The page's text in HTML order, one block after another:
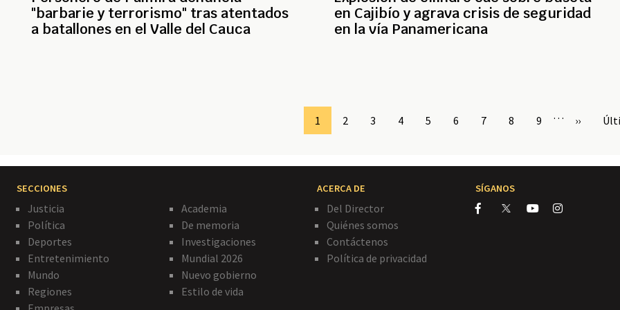
"barbarie y terrorismo" tras atentados
a batallones en el Valle del Cauca
en Cajibío y agrava crisis de seguridad
en la vía Panamericana
Page
1 Page
2 Page
3 Page
4 Page
5 Page
6 Page
7 Page
8 Page
9 …
Siguiente
››
SECCIONES
Justicia
Política
Deportes
Entretenimiento
Mundo
Regiones
Academia
De memoria
Investigaciones
Mundial 2026
Nuevo gobierno
Estilo de vida
ACERCA DE
Del Director
Quiénes somos
Contáctenos
Política de privacidad
SÍGANOS